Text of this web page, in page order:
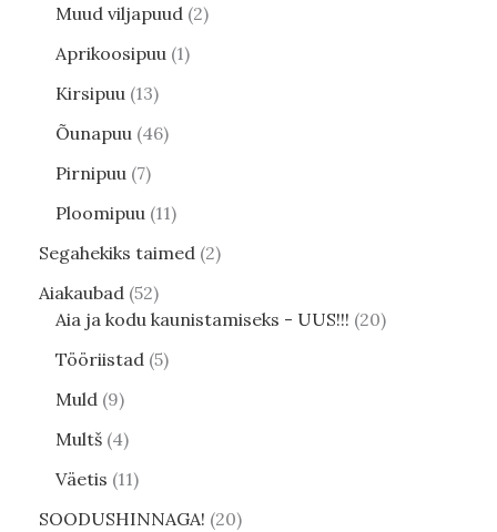
Muud viljapuud 2
Aprikoosipuu 1
Kirsipuu 13
Õunapuu 46
Pirnipuu 7
Ploomipuu 11
Segahekiks taimed 2
Aiakaubad 52
Aia ja kodu kaunistamiseks - UUS!!! 20
Tööriistad 5
Muld 9
Multš 4
Väetis 11
SOODUSHINNAGA! 20